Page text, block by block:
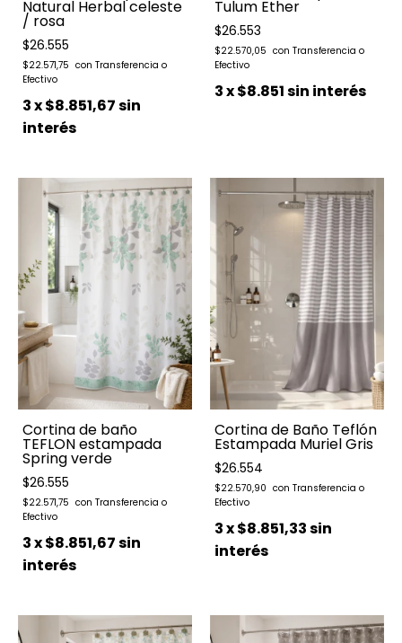
Natural Herbal celeste
/ rosa
$26.555
$22.571,75
3x$8.851,67sin
interés
Tulum Ether
$26.553
$22.570,05
3x$8.851sin interés
Cortina de baño
TEFLON estampada
Spring verde
$26.555
$22.571,75
3x$8.851,67sin
interés
Cortina de Baño Teflón
Estampada Muriel Gris
$26.554
$22.570,90
3x$8.851,33sin
interés